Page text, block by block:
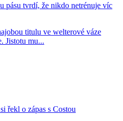
pásu tvrdí, že nikdo netrénuje víc
titulu ve welterové váze
Jistotu mu...
řekl o zápas s Costou